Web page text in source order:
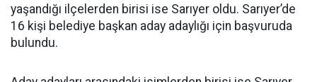
yaşandığı ilçelerden birisi ise Sarıyer oldu. Sarıyer’de
16 kişi belediye başkan aday adaylığı için başvuruda
bulundu.